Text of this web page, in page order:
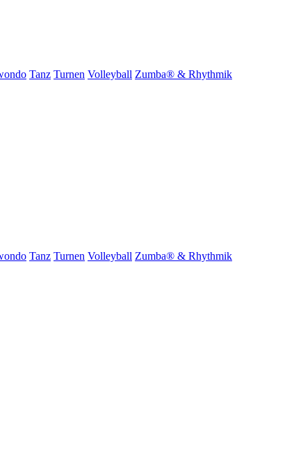
Tanz Turnen Volleyball Zumba® & Rhythmik
Tanz Turnen Volleyball Zumba® & Rhythmik